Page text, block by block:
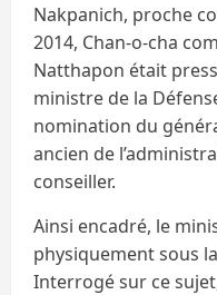
Nakpanich, proche
2014, Chan-o-cha
Natthapon était
ministre de la
nomination du
ancien de
conseiller.
Ainsi encadré, le
physiquement sous
Interrogé sur ce